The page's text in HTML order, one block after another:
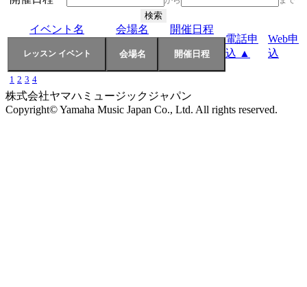
イベント名 会場名
開催日程
電話申
込 ▲
Web申
込
1 2 3 4
株式会社ヤマハミュージックジャパン
Copyright© Yamaha Music Japan Co., Ltd. All rights reserved.